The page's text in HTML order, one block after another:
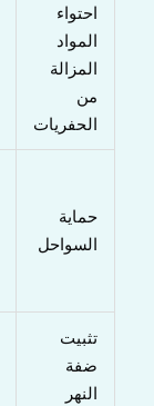
احتواء
المواد
المزالة
من
الحفريات
حماية
السواحل
تثبيت
ضفة
النهر